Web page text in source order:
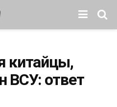
китайцы,
ВСУ: ответ